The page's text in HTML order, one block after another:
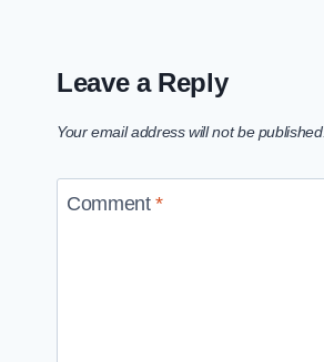
Leave a Reply
Your email address will not be published.
Comment*